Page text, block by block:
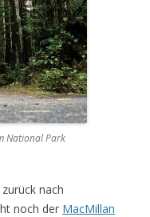
National Park
zurück nach
noch der MacMillan